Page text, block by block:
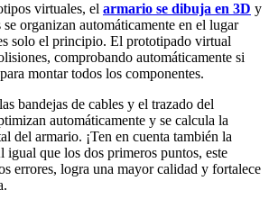
virtuales, el armario se dibuja en 3D y
organizan automáticamente en el lugar
solo el principio. El prototipado virtual
comprobando automáticamente si
montar todos los componentes.
bandejas de cables y el trazado del
automáticamente y se calcula la
del armario. ¡Ten en cuenta también la
que los dos primeros puntos, este
errores, logra una mayor calidad y fortalece